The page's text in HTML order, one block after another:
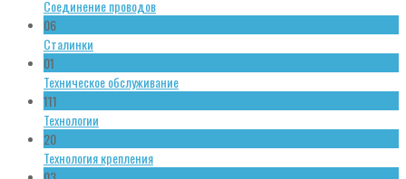
Соединение проводов
06
Сталинки
01
Техническое обслуживание
111
Технологии
20
Технология крепления